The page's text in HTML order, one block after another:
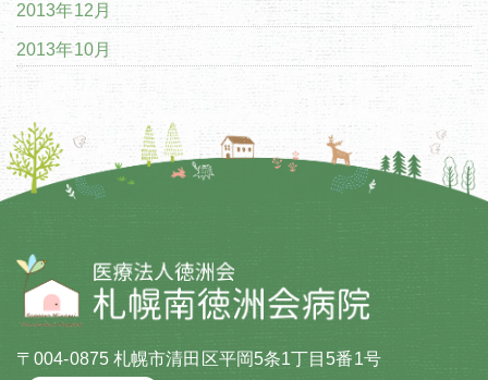
2013年12月
2013年10月
〒004-0875 札幌市清田区平岡5条1丁目5番1号